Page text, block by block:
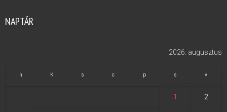
NAPTÁR
2026. augusztus
h K s c p s v
1 2